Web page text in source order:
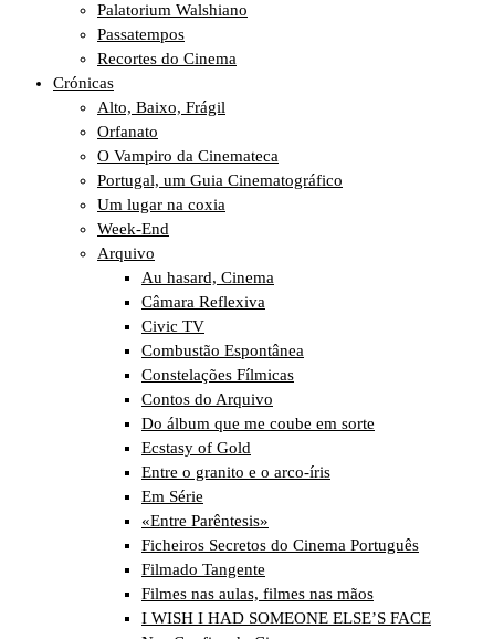
Palatorium Walshiano
Passatempos
Recortes do Cinema
Crónicas
Alto, Baixo, Frágil
Orfanato
O Vampiro da Cinemateca
Portugal, um Guia Cinematográfico
Um lugar na coxia
Week-End
Arquivo
Au hasard, Cinema
Câmara Reflexiva
Civic TV
Combustão Espontânea
Constelações Fílmicas
Contos do Arquivo
Do álbum que me coube em sorte
Ecstasy of Gold
Entre o granito e o arco-íris
Em Série
«Entre Parêntesis»
Ficheiros Secretos do Cinema Português
Filmado Tangente
Filmes nas aulas, filmes nas mãos
I WISH I HAD SOMEONE ELSE’S FACE